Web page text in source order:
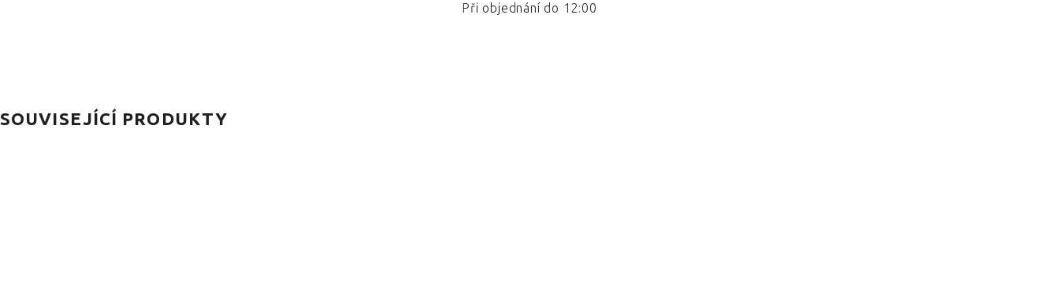
Při objednání do 12:00
SOUVISEJÍCÍ PRODUKTY